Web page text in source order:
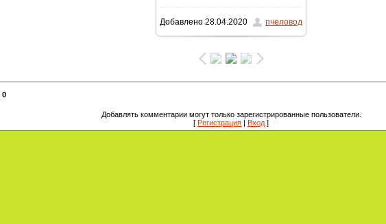
1920x1080/ 469.1Kb
Добавлено 28.04.2020 пчеловод
0
Добавлять комментарии могут только зарегистрированные пользователи.
[ Регистрация Вход]